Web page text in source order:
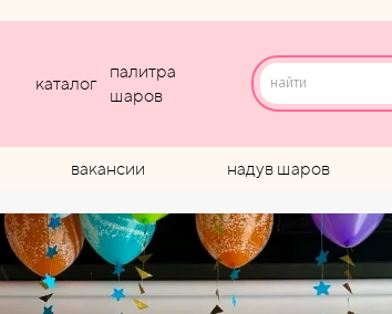
каталог
палитра
шаров
вакансии надув шаров